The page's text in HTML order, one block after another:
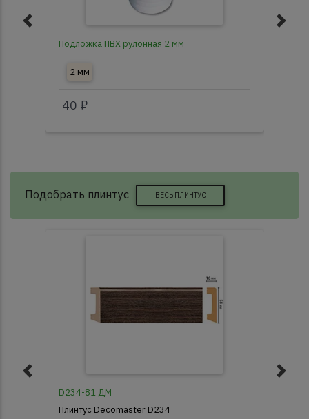
Подложка ПВХ рулонная 2 мм
2 мм
40 ₽
Подобрать плинтус ВЕСЬ ПЛИНТУС
D234-81 ДМ
Плинтус Decomaster D234